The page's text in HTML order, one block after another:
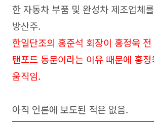
한 자동차 부품 및 완성차 제조업체
방산주.
한일단조의 홍준석 회장이 홍정욱
탠포드 동문이라는 이유 때문에 홍
움직임.
아직 언론에 보도된 적은 없음.